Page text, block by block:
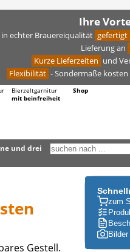
Ihre
in echter Brauereiqualität gefertigt
Lieferung an
Kurze Lieferzeiten und
Flexibilität - Sondermaße
Bierzeltgarnitur
mit beinfreiheit
Shop
und drei
Gestell.
zum
Bilder